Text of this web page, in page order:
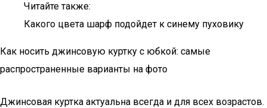
Читайте также:
Какого цвета шарф подойдет к синему пуховику
Как носить джинсовую куртку с юбкой: самые
распространенные варианты на фото
Джинсовая куртка актуальна всегда и для всех возрастов.